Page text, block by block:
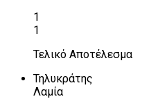
1
1
Τελικό Αποτέλεσμα
Τηλυκράτης
Λαμία